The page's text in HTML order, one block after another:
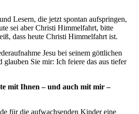
Lesern, die jetzt spontan aufspringen,
sei aber Christi Himmelfahrt, bitte
dass heute Christi Himmelfahrt ist.
Jesu bei seinem göttlichen
Sie mir: Ich feiere das aus tiefer
mit Ihnen – und auch mit mir –
für die aufwachsenden Kinder eine